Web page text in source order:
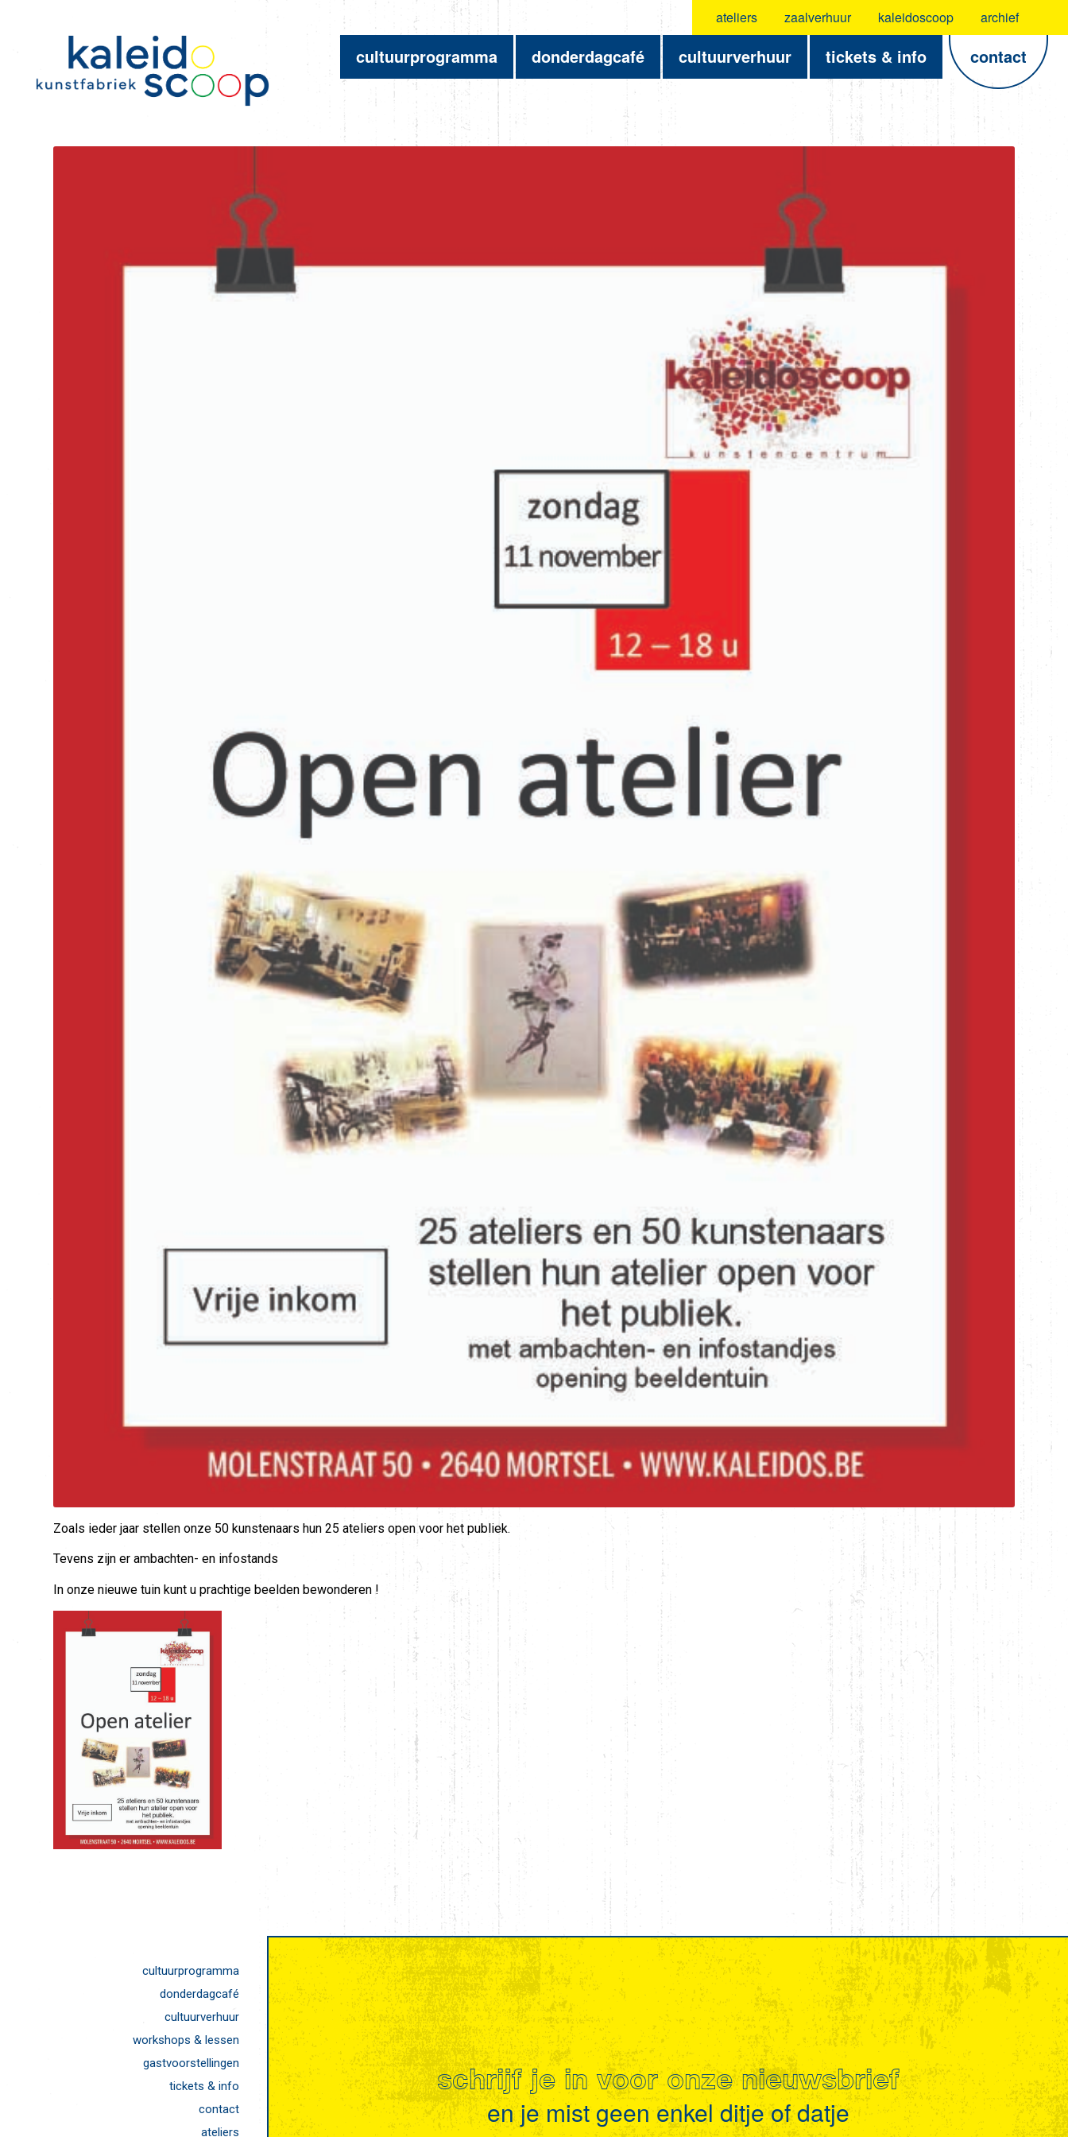
ateliers zaalverhuur kaleidoscoop archief
cultuurprogramma donderdagcafé cultuurverhuur tickets & info contact
Zoals ieder jaar stellen onze 50 kunstenaars hun 25 ateliers open voor het publiek.
Tevens zijn er ambachten- en infostands
In onze nieuwe tuin kunt u prachtige beelden bewonderen !
cultuurprogramma
donderdagcafé
cultuurverhuur
workshops & lessen
gastvoorstellingen
tickets & info
contact
ateliers
schrijf je in voor onze nieuwsbrief
en je mist geen enkel ditje of datje